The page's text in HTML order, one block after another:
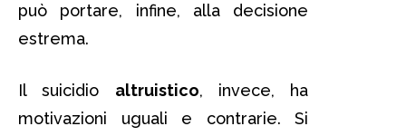
può portare, infine, alla decisione
estrema.
Il suicidio altruistico, invece, ha
motivazioni uguali e contrarie. Si